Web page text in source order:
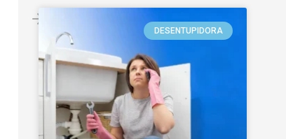
DESENTUPIDORA